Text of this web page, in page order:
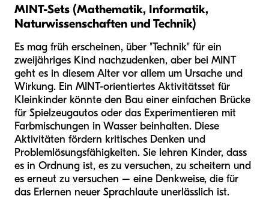
MINT-Sets (Mathematik, Informatik,
Naturwissenschaften und Technik)
Es mag früh erscheinen, über "Technik" für ein
zweijähriges Kind nachzudenken, aber bei MINT
geht es in diesem Alter vor allem um Ursache und
Wirkung. Ein MINT-orientiertes Aktivitätsset für
Kleinkinder könnte den Bau einer einfachen Brücke
für Spielzeugautos oder das Experimentieren mit
Farbmischungen in Wasser beinhalten. Diese
Aktivitäten fördern kritisches Denken und
Problemlösungsfähigkeiten. Sie lehren Kinder, dass
es in Ordnung ist, es zu versuchen, zu scheitern und
es erneut zu versuchen – eine Denkweise, die für
das Erlernen neuer Sprachlaute unerlässlich ist.